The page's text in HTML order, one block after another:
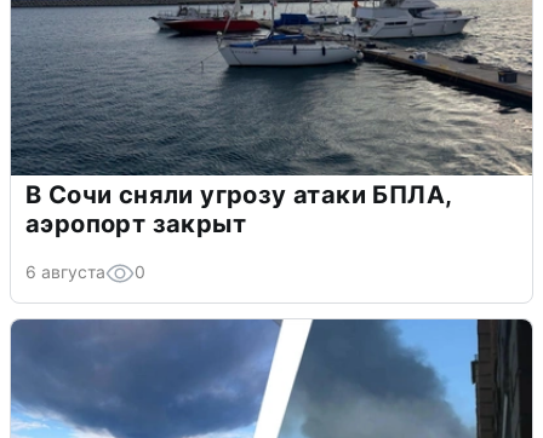
В Сочи сняли угрозу атаки БПЛА,
аэропорт закрыт
6 августа 0